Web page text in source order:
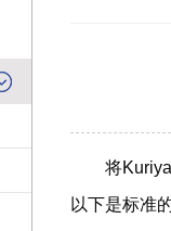
将
以下是标准